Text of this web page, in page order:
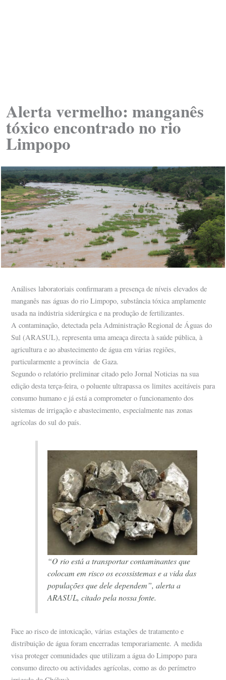
Alerta vermelho: manganês
tóxico encontrado no rio
Limpopo
Análises laboratoriais confirmaram a presença de níveis elevados de
manganês nas águas do rio Limpopo, substância tóxica amplamente
usada na indústria siderúrgica e na produção de fertilizantes.
A contaminação, detectada pela Administração Regional de Águas do
Sul (ARASUL), representa uma ameaça directa à saúde pública, à
agricultura e ao abastecimento de água em várias regiões,
particularmente a província de Gaza.
Segundo o relatório preliminar citado pelo Jornal Noticias na sua
edição desta terça-feira, o poluente ultrapassa os limites aceitáveis para
consumo humano e já está a comprometer o funcionamento dos
sistemas de irrigação e abastecimento, especialmente nas zonas
agrícolas do sul do país.
“O rio está a transportar contaminantes que
colocam em risco os ecossistemas e a vida das
populações que dele dependem”, alerta a
ARASUL, citado pela nossa fonte.
Face ao risco de intoxicação, várias estações de tratamento e
distribuição de água foram encerradas temporariamente. A medida
visa proteger comunidades que utilizam a água do Limpopo para
consumo directo ou actividades agrícolas, como as do perímetro